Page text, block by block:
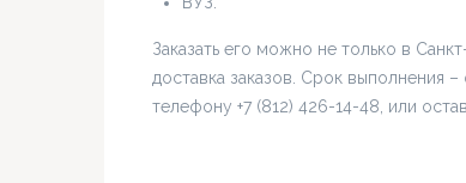
Заказать его можно не только в
доставка заказов. Срок выполнения
телефону +7 (812) 426-14-48, или